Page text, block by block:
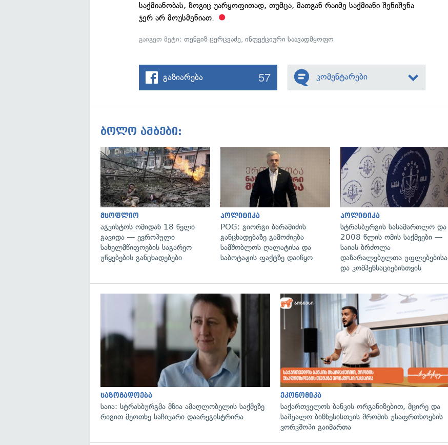
საქმიანობას, ზოგიც უარყოფითად, თუმცა, მათგან რაიმე საქმიანი შენიშვნა
ჯერ არ მოუსმენიათ.
გაიგეთ მეტი:თენგიზ ცერცვაძე,ინფექციური საავადმყოფო
გაზიარება 57 კომენტარები
ბოლო ამბები:
მსოფლიო
აგვისტოს ომიდან 18 წელი
გავიდა — ევროპული
სახელმწიფოების საგარეო
უწყებების განცხადებები
გადახედვა
პოლიტიკა
POG: გიორგი ბარამიძის
განცხადებაზე გამოძიება
სამშობლოს ღალატისა და
საბოტაჟის ფაქტზე დაიწყო
პოლიტიკა
სტრასბურგის სასამართლო და
2008 წლის ომის საქმეები —
საიას ბრძოლა
დაზარალებულთა უფლებებისა
და კომპენსაციებისთვის
გადახედვა
საზოგადოება
საია: სტრასბურგმა მზია ამაღლობელის საქმეზე
რიგით მეოთხე საჩივარი დაარეგისტრირა
ეკონომიკა
საქართველოს ბანკის ორგანიზებით, მცირე და
საშუალო ბიზნესისთვის შრომის უსაფრთხოების
ვორკშოპი გაიმართა